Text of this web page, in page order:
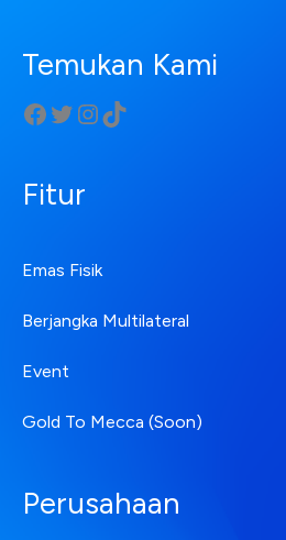
Temukan Kami
Fitur
Emas Fisik
Berjangka Multilateral
Event
Gold To Mecca (Soon)
Perusahaan